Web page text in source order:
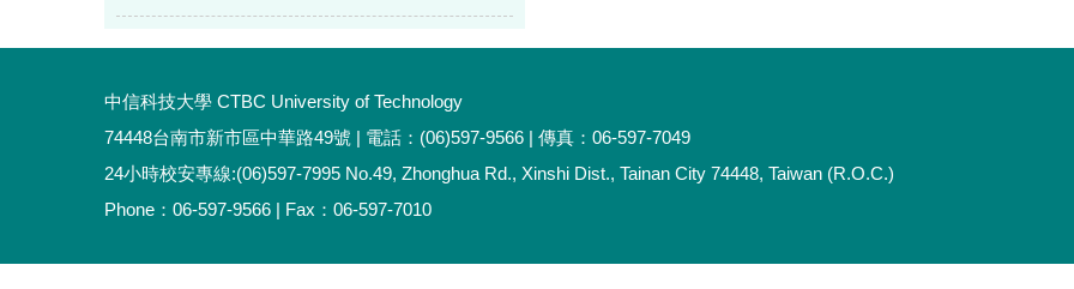
中信科技大學 CTBC University of Technology
74448台南市新市區中華路49號 | 電話：(06)597-9566 | 傳真：06-597-7049
24小時校安專線:(06)597-7995 No.49, Zhonghua Rd., Xinshi Dist., Tainan City 74448, Taiwan (R.O.C.)
Phone：06-597-9566 | Fax：06-597-7010